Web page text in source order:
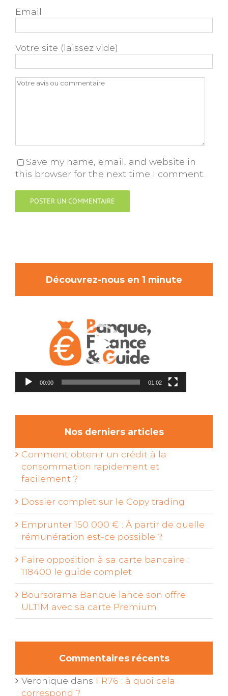
Email
Votre site (laissez vide)
Save my name, email, and website in
this browser for the next time I comment.
Découvrez-nous en 1 minute
00:00 01:02
Nos derniers articles
Comment obtenir un crédit à la
consommation rapidement et
facilement ?
Dossier complet sur le Copy trading
Emprunter 150 000 € : À partir de quelle
rémunération est-ce possible ?
Faire opposition à sa carte bancaire :
118400 le guide complet
Boursorama Banque lance son offre
ULTIM avec sa carte Premium
Commentaires récents
Veronique dans FR76 : à quoi cela
correspond ?